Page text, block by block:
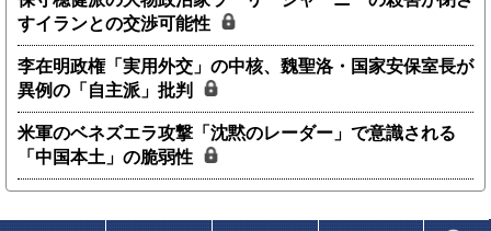
すイランとの交渉可能性
李在明政権「実用外交」の中核、魏聖洛・国家安保室長が
異例の「自主派」批判
米軍のベネズエラ攻撃「沈黙のレーダー」で意識される
「中国本土」の脆弱性